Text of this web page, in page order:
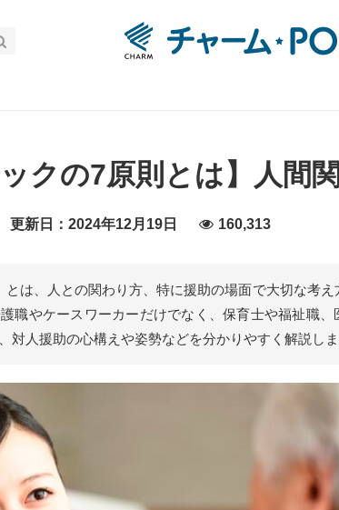
ックの7原則とは】人間
更新日：2024年12月19日 160,313
とは、人との関わり方、特に援助の場面で大切な考え
職やケースワーカーだけでなく、保育士や福祉職、
対人援助の心構えや姿勢などを分かりやすく解説しま